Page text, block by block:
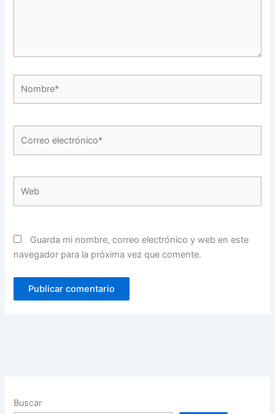
electrónico*
Guarda mi nombre, correo electrónico y web en este
navegador para la próxima vez que comente.
Buscar